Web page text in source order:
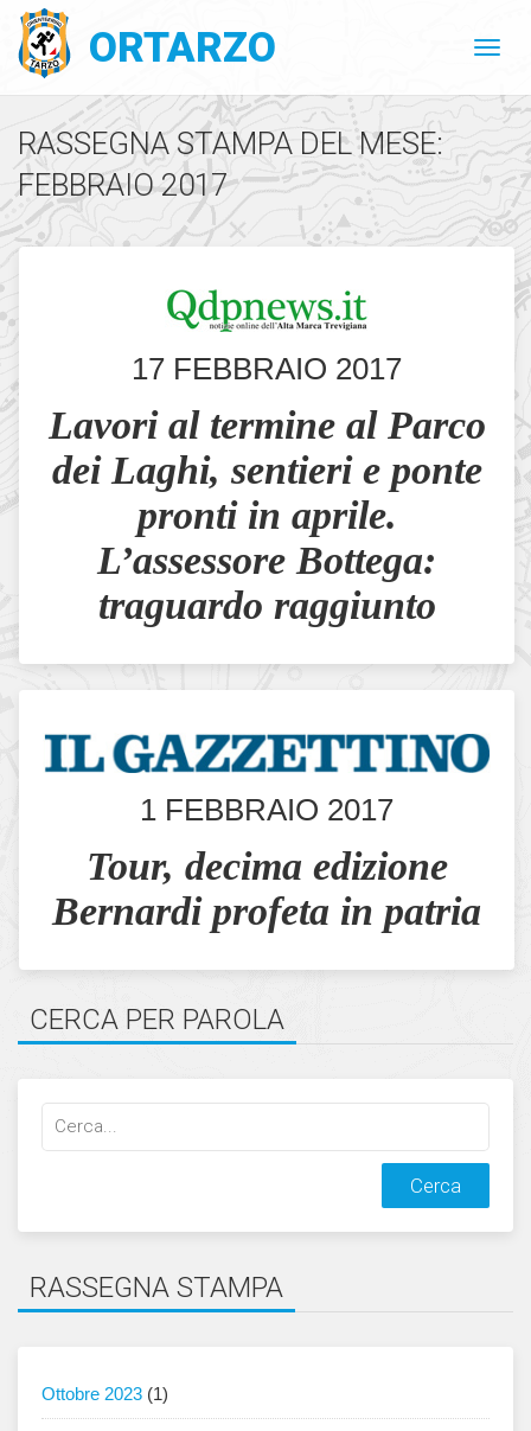
ORTARZO
RASSEGNA STAMPA DEL MESE:
FEBBRAIO 2017
17 FEBBRAIO 2017
Lavori al termine al Parco
dei Laghi, sentieri e ponte
pronti in aprile.
L’assessore Bottega:
traguardo raggiunto
1 FEBBRAIO 2017
Tour, decima edizione
Bernardi profeta in patria
CERCA PER PAROLA
Cerca
RASSEGNA STAMPA
Ottobre 2023 (1)